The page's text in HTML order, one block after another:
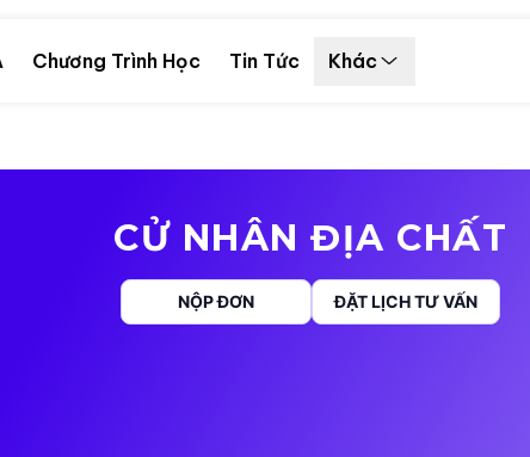
Chương Trình Học Tin Tức Khác
CỬ NHÂN ĐỊA CHẤT
NỘP ĐƠN ĐẶT LỊCH TƯ VẤN